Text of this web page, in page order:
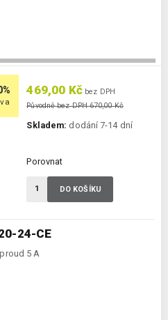
24-CE
5 A
469,00 Kč bez DPH
Původně bez DPH 670,00 Kč
Skladem: dodání 7-14 dní
Porovnat
DO KOŠÍKU